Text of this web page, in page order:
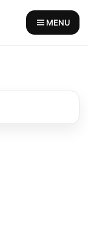
MENU